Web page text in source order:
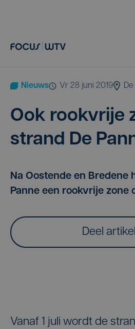
Nieuws vr 28 juni 2019
Ook rook­vrije
strand De
Na Oostende en Bredene
Panne een rookvrije zone
Deel artikel
Vanaf 1 juli wordt de